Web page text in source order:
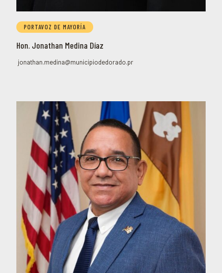
PORTAVOZ DE MAYORÍA
Hon. Jonathan Medina Díaz
jonathan.medina@municipiodedorado.pr